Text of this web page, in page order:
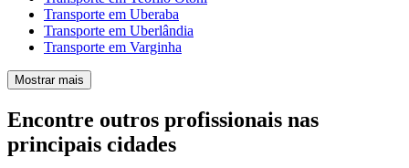
Transporte em Uberaba
Transporte em Uberlândia
Transporte em Varginha
Mostrar mais
Encontre outros profissionais nas
principais cidades